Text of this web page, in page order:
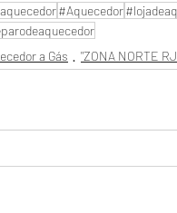
#Aquecedor
a Gás "ZONA NORTE